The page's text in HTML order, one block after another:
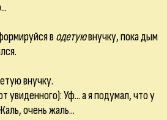
в одетуювнучку, пока дым
внучку.
увиденного): Уф... а я подумал, что у
очень жаль...